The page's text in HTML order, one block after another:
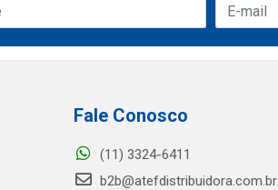
Fale Conosco
(11) 3324-6411
b2b@atefdistribuidora.com.br